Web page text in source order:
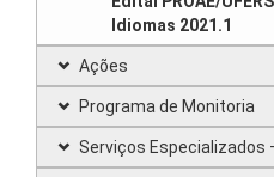
Idiomas 2021.1
Ações
Programa de Monitoria
Serviços Especializados